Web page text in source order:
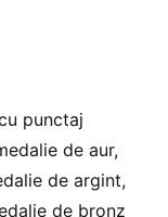
punctaj
de aur,
de argint,
de bronz